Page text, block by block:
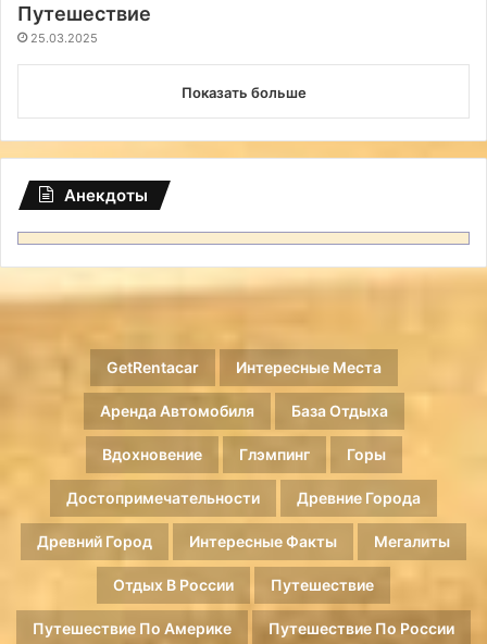
Путешествие
25.03.2025
Показать больше
Анекдоты
GetRentacar Интересные Места
Аренда Автомобиля База Отдыха
Вдохновение Глэмпинг Горы
Достопримечательности Древние Города
Древний Город Интересные Факты Мегалиты
Отдых В России Путешествие
Путешествие По Америке Путешествие По России